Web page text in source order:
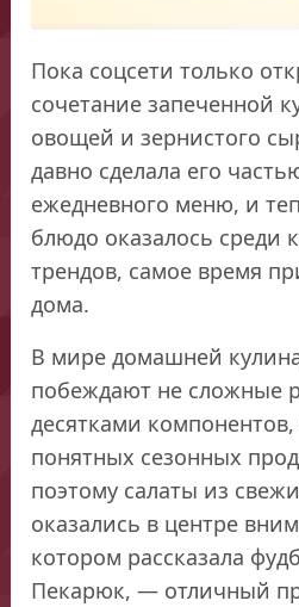
Пока соцсети только
сочетание запеченной
овощей и зернистого
давно сделала его
ежедневного меню, и
блюдо оказалось среди
трендов, самое время
дома.
В мире домашней
побеждают не сложные
десятками
понятных сезонных
поэтому салаты из
оказались в центре
котором рассказала
Пекарюк, — отличный